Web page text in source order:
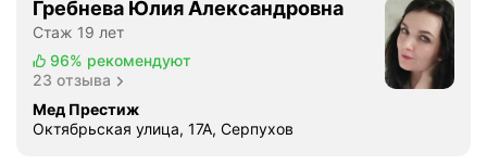
е
д
у
ч
р
е
Гребнева Юлия Александровна
Стаж 19 лет
96% рекомендуют
23 отзыва
Мед Престиж
Октябрьская улица, 17А, Серпухов